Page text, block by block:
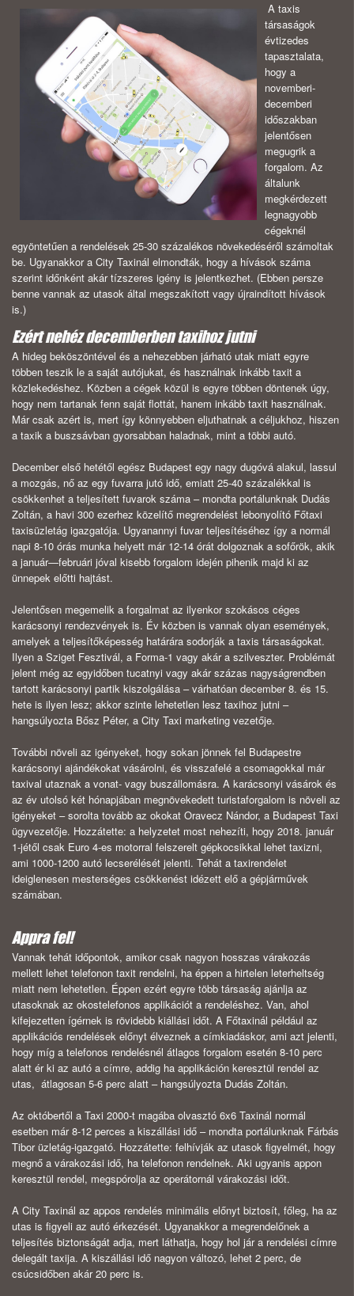
A taxis
társaságok
évtizedes
tapasztalata,
hogy a
novemberi-
decemberi
időszakban
jelentősen
megugrik a
forgalom. Az
általunk
megkérdezett
legnagyobb
cégeknél
egyöntetűen a rendelések 25-30 százalékos növekedéséről számoltak
be. Ugyanakkor a City Taxinál elmondták, hogy a hívások száma
szerint időnként akár tízszeres igény is jelentkezhet. (Ebben persze
benne vannak az utasok által megszakított vagy újraindított hívások
is.)
Ezért nehéz decemberben taxihoz jutni
A hideg beköszöntével és a nehezebben járható utak miatt egyre
többen teszik le a saját autójukat, és használnak inkább taxit a
közlekedéshez. Közben a cégek közül is egyre többen döntenek úgy,
hogy nem tartanak fenn saját flottát, hanem inkább taxit használnak.
Már csak azért is, mert így könnyebben eljuthatnak a céljukhoz, hiszen
a taxik a buszsávban gyorsabban haladnak, mint a többi autó.
December első hetétől egész Budapest egy nagy dugóvá alakul, lassul
a mozgás, nő az egy fuvarra jutó idő, emiatt 25-40 százalékkal is
csökkenhet a teljesített fuvarok száma – mondta portálunknak Dudás
Zoltán, a havi 300 ezerhez közelítő megrendelést lebonyolító Főtaxi
taxisüzletág igazgatója. Ugyanannyi fuvar teljesítéséhez így a normál
napi 8-10 órás munka helyett már 12-14 órát dolgoznak a sofőrök, akik
a január—februári jóval kisebb forgalom idején pihenik majd ki az
ünnepek előtti hajtást.
Jelentősen megemelik a forgalmat az ilyenkor szokásos céges
karácsonyi rendezvények is. Év közben is vannak olyan események,
amelyek a teljesítőképesség határára sodorják a taxis társaságokat.
Ilyen a Sziget Fesztivál, a Forma-1 vagy akár a szilveszter. Problémát
jelent még az egyidőben tucatnyi vagy akár százas nagyságrendben
tartott karácsonyi partik kiszolgálása – várhatóan december 8. és 15.
hete is ilyen lesz; akkor szinte lehetetlen lesz taxihoz jutni –
hangsúlyozta Bősz Péter, a City Taxi marketing vezetője.
További növeli az igényeket, hogy sokan jönnek fel Budapestre
karácsonyi ajándékokat vásárolni, és visszafelé a csomagokkal már
taxival utaznak a vonat- vagy buszállomásra. A karácsonyi vásárok és
az év utolsó két hónapjában megnövekedett turistaforgalom is növeli az
igényeket – sorolta tovább az okokat Oravecz Nándor, a Budapest Taxi
ügyvezetője. Hozzátette: a helyzetet most nehezíti, hogy 2018. január
1-jétől csak Euro 4-es motorral felszerelt gépkocsikkal lehet taxizni,
ami 1000-1200 autó lecserélését jelenti. Tehát a taxirendelet
ideiglenesen mesterséges csökkenést idézett elő a gépjárművek
számában.
Appra fel!
Vannak tehát időpontok, amikor csak nagyon hosszas várakozás
mellett lehet telefonon taxit rendelni, ha éppen a hirtelen leterheltség
miatt nem lehetetlen. Éppen ezért egyre több társaság ajánlja az
utasoknak az okostelefonos applikációt a rendeléshez. Van, ahol
kifejezetten ígérnek is rövidebb kiállási időt. A Főtaxinál például az
applikációs rendelések előnyt élveznek a címkiadáskor, ami azt jelenti,
hogy míg a telefonos rendelésnél átlagos forgalom esetén 8-10 perc
alatt ér ki az autó a címre, addig ha applikáción keresztül rendel az
utas, átlagosan 5-6 perc alatt – hangsúlyozta Dudás Zoltán.
Az októbertől a Taxi 2000-t magába olvasztó 6x6 Taxinál normál
esetben már 8-12 perces a kiszállási idő – mondta portálunknak Fárbás
Tibor üzletág-igazgató. Hozzátette: felhívják az utasok figyelmét, hogy
megnő a várakozási idő, ha telefonon rendelnek. Aki ugyanis appon
keresztül rendel, megspórolja az operátornál várakozási időt.
A City Taxinál az appos rendelés minimális előnyt biztosít, főleg, ha az
utas is figyeli az autó érkezését. Ugyanakkor a megrendelőnek a
teljesítés biztonságát adja, mert láthatja, hogy hol jár a rendelési címre
delegált taxija. A kiszállási idő nagyon változó, lehet 2 perc, de
csúcsidőben akár 20 perc is.